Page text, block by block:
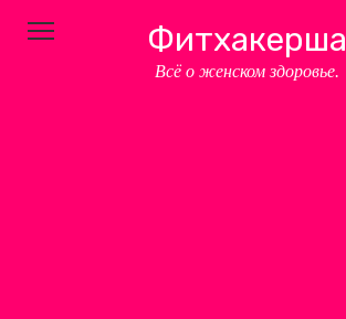
Фитхакерша
Всё о женском здоровье.